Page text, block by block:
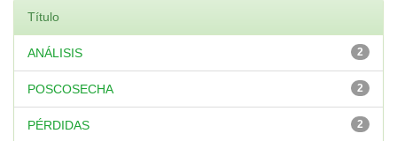
Título
2
ANÁLISIS
2
POSCOSECHA
2
PÉRDIDAS